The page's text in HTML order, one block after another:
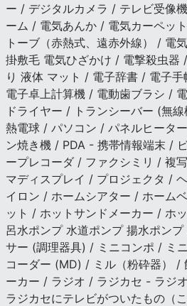
ー / デジタルカメラ / テレビ受像
ーム / 電気あんか / 電気カーペッ
トーブ（赤熱式、遠赤外線） / 電
掛敷毛 電気ひざかけ / 電撃殺虫器
り 液体 マット / 電子辞書 / 電子
電子卓上計算機 / 電動歯ブラシ /
ドライヤー / トランシーバー (無
熱電球 / パソコン / パネルヒータ
ン焼き機 / PDA - 携帯情報端末 /
ープレコーダ / ファクシミリ / 複
マディスプレイ / プロジェクタ /
イロン / ホームシアター / ホーム
ット / ホットサンドメーカー / ホ
呂水ポンプ 水道ポンプ 揚水ポン
サー (調理器具) / ミニコンポ / ミ
コーダー (MD) / ミル（粉砕器） /
ーカー / ラジオ / ラジカセ - ラジ
ラジカセにテレビがついたもの（